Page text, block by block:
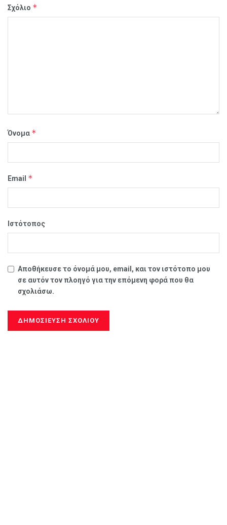
Σχόλιο *
Όνομα *
Email *
Ιστότοπος
Αποθήκευσε το όνομά μου, email, και τον ιστότοπο μου
σε αυτόν τον πλοηγό για την επόμενη φορά που θα
σχολιάσω.